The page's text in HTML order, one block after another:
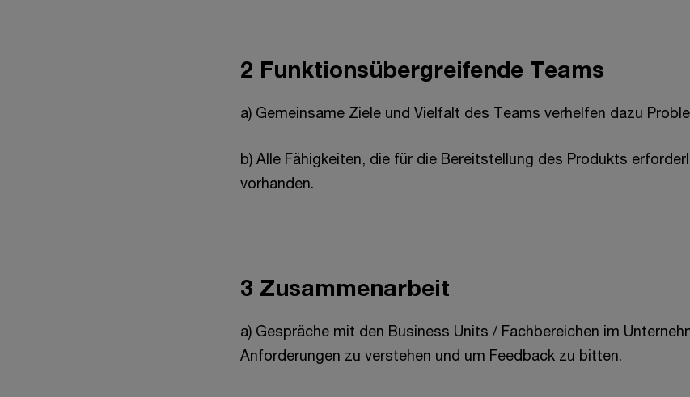
2 Funktionsübergreifende Teams
a) Gemeinsame Ziele und Vielfalt des Teams verhelfen dazu
b) Alle Fähigkeiten, die für die Bereitstellung des Produkts
vorhanden.
3 Zusammenarbeit
a) Gespräche mit den Business Units / Fachbereichen im
Anforderungen zu verstehen und um Feedback zu bitten.